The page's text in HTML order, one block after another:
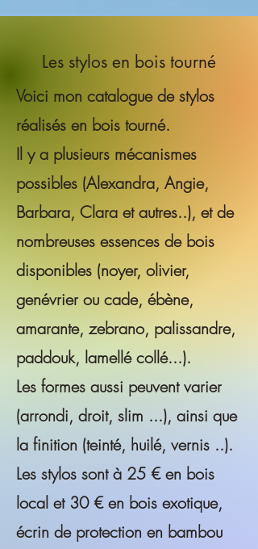
Les stylos en bois tourné
Voici mon catalogue de stylos
réalisés en bois tourné.
Il y a plusieurs mécanismes
possibles (Alexandra, Angie,
Barbara, Clara et autres..), et de
nombreuses essences de bois
disponibles (noyer, olivier,
genévrier ou cade, ébène,
amarante, zebrano, palissandre,
paddouk, lamellé collé...).
Les formes aussi peuvent varier
(arrondi, droit, slim ...), ainsi que
la finition (teinté, huilé, vernis ..).
Les stylos sont à 25 € en bois
local et 30 € en bois exotique,
écrin de protection en bambou